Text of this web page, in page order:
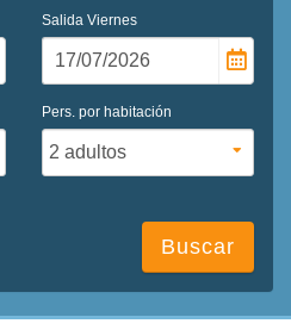
Salida Viernes
Pers. por habitación
Buscar